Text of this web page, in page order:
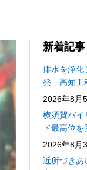
新着記事
排水を浄化
発 高知工
2026年8月
横須賀バイ
ド最高位を
2026年8月
近所づきあ